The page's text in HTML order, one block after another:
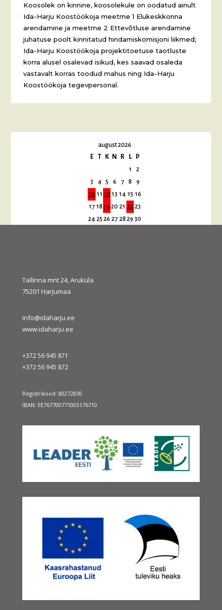
Koosolek on kinnine, koosolekule on oodatud ainult
Ida-Harju Koostöökoja meetme 1 Elukeskkonna
arendamine ja meetme 2 Ettevõtluse arendamine
juhatuse poolt kinnitatud hindamiskomisjoni liikmed;
Ida-Harju Koostöökoja projektitoetuse taotluste
korra alusel osalevad isikud, kes saavad osaleda
vastavalt korras toodud mahus ning Ida-Harju
Koostöökoja tegevpersonal.
august 2026
E
T K N R L
P
1
2
3
4 5 6 7 8
9
10 11 12 13 14 15 16
17 18 19 20 21 22 23
24 25 26 27 28 29 30
Tallinna mnt 24, Aruküla
75201 Harjumaa
info@idaharju.ee
www.idaharju.ee
+372 56 945 871
+372 56 945 872
Registrikood: 80272830
IBAN: EE767700771003176710